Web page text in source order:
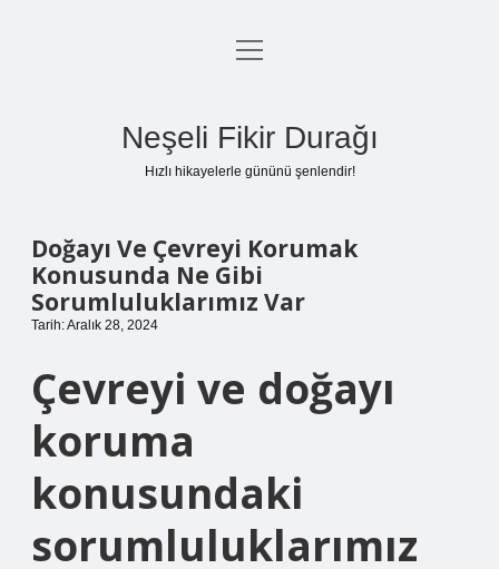
Anasayfa
menüyü
Neşeli Fikir Durağı
Hızlı hikayelerle gününü şenlendir!
Doğayı Ve Çevreyi Korumak
Konusunda Ne Gibi
Sorumluluklarımız Var
Tarih: Aralık 28, 2024
Çevreyi ve doğayı
koruma
konusundaki
sorumluluklarımız